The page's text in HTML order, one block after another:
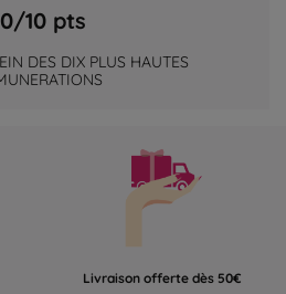
10 pts
DES DIX PLUS HAUTES
Livraison offerte dès 50€